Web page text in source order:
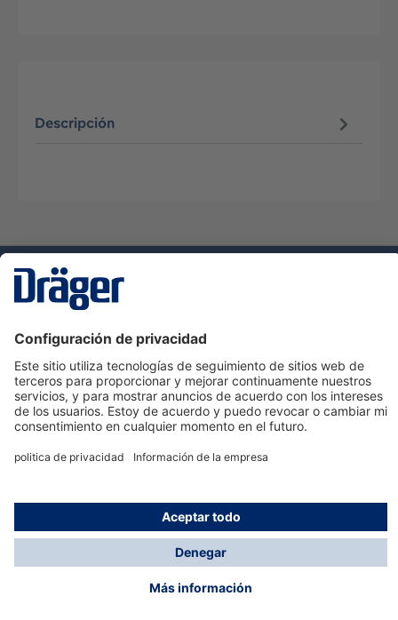
Descripción
Servicio de atención al cliente de Dräger
Ayuda
Información
© Dräger Hispania S.A.U., 2024
*Todos los precios no incluyen IVA y posibles gastos
de envío, salvo que indique lo contrario